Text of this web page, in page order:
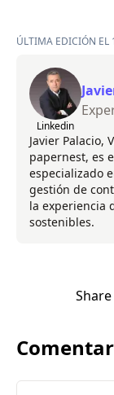
ÚLTIMA EDICIÓN EL
Linkedin
Javier Palacio,
papernest, es
especializado
gestión de
la experiencia
sostenibles.